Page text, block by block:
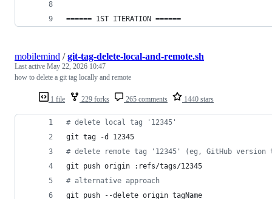
====== 1ST ITERATION ======
1 file 229 forks 265 comments 1440 stars
mobilemind /git-tag-delete-local-and-remote.sh
Last active May 22, 2026 10:47
how to delete a git tag locally and remote
# delete local tag '12345'
git tag -d 12345
# delete remote tag '12345' (eg, GitHub version
git push origin :refs/tags/12345
# alternative approach
git push --delete origin tagName